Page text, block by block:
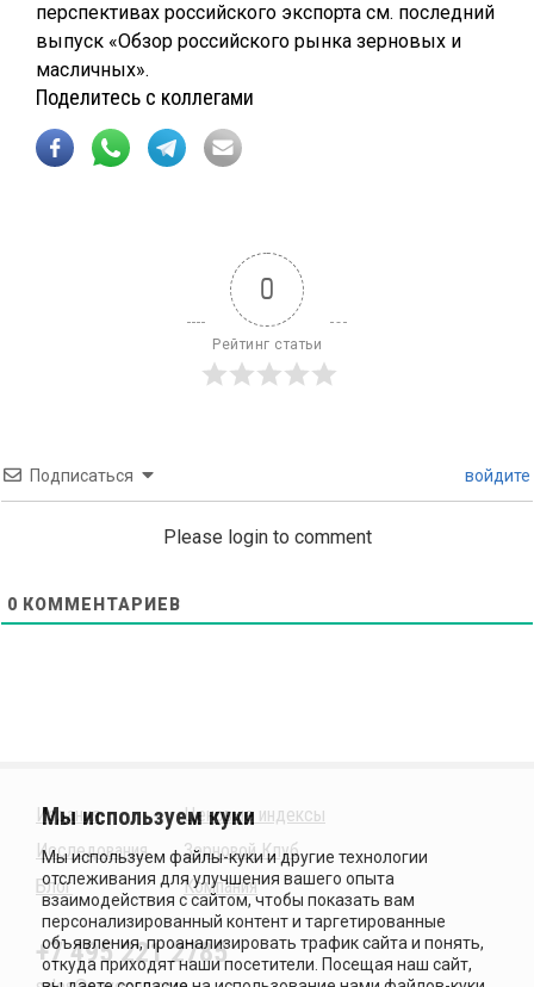
перспективах российского экспорта см. последний
выпуск «Обзор российского рынка зерновых и
масличных».
Поделитесь с коллегами
0
Рейтинг статьи
Подписаться войдите
Please login to comment
0 КОММЕНТАРИЕВ
Издания
Исследования
Блог
Ценовые индексы
Зерновой Клуб
Компания
+7 495 221 2785